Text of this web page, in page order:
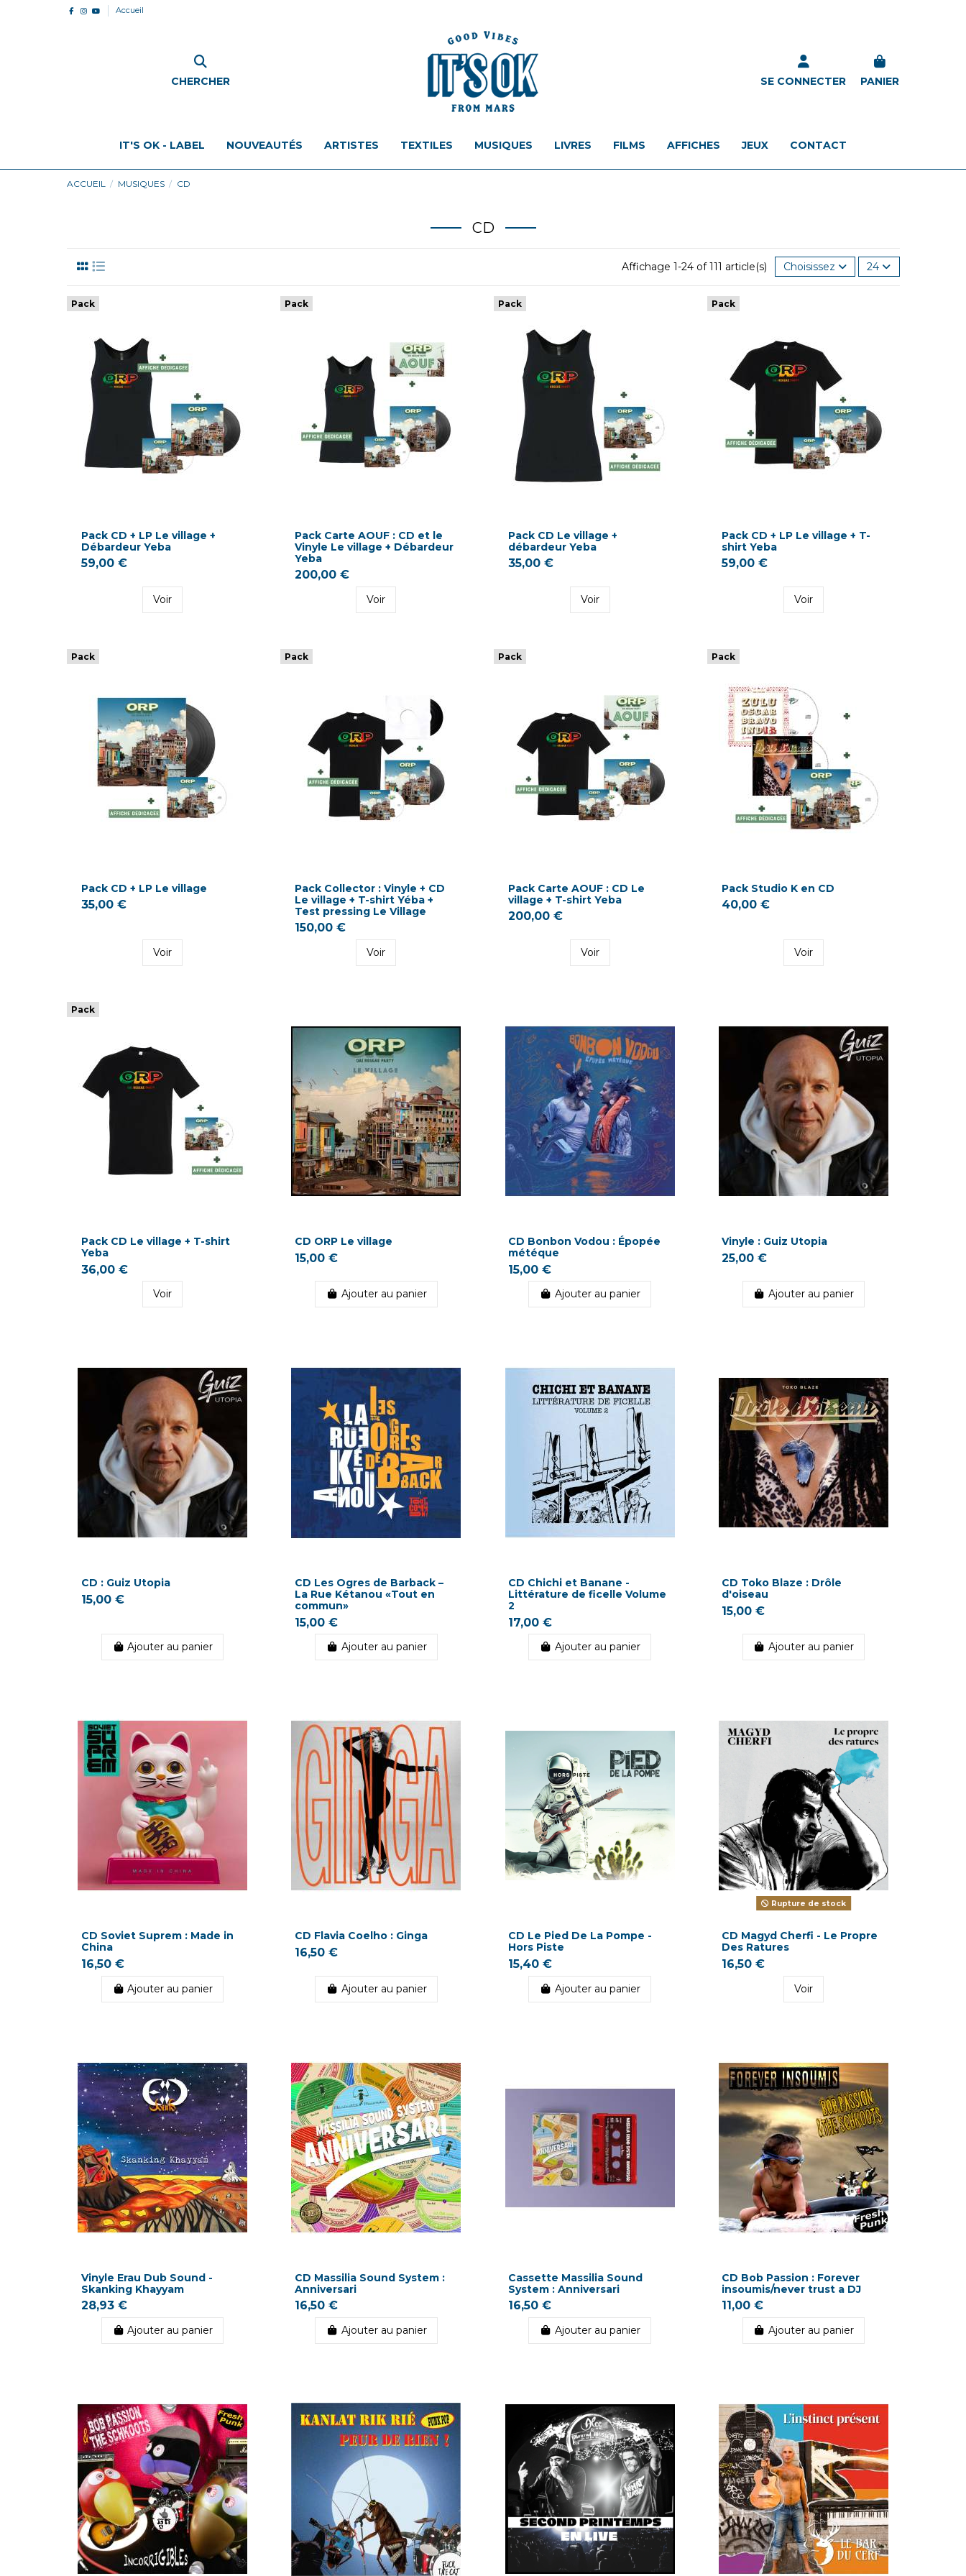
Accueil
CHERCHER SE CONNECTER PANIER
IT'S OK - LABEL NOUVEAUTÉS ARTISTES TEXTILES MUSIQUES LIVRES FILMS AFFICHES JEUX CONTACT
ACCUEIL MUSIQUES CD
CD
Affichage 1-24 of 111 article(s) Choisissez 24
Pack
Pack CD + LP Le village +
Débardeur Yeba
59,00 €
Voir
Pack
Pack Carte AOUF : CD et le
Vinyle Le village + Débardeur
Yeba
200,00 €
Voir
Pack
Pack CD Le village +
débardeur Yeba
35,00 €
Voir
Pack
Pack CD + LP Le village + T-
shirt Yeba
59,00 €
Voir
Pack
Pack CD + LP Le village
35,00 €
Voir
Pack
Pack Collector : Vinyle + CD
Le village + T-shirt Yéba +
Test pressing Le Village
150,00 €
Voir
Pack
Pack Carte AOUF : CD Le
village + T-shirt Yeba
200,00 €
Voir
Pack
Pack Studio K en CD
40,00 €
Voir
Pack
Pack CD Le village + T-shirt
Yeba
36,00 €
Voir
CD ORP Le village
15,00 €
Ajouter au panier
CD Bonbon Vodou : Épopée
météque
15,00 €
Ajouter au panier
Vinyle : Guiz Utopia
25,00 €
Ajouter au panier
CD : Guiz Utopia
15,00 €
Ajouter au panier
CD Les Ogres de Barback –
La Rue Kétanou «Tout en
commun»
15,00 €
Ajouter au panier
CD Chichi et Banane -
Littérature de ficelle Volume
2
17,00 €
Ajouter au panier
CD Toko Blaze : Drôle
d'oiseau
15,00 €
Ajouter au panier
CD Soviet Suprem : Made in
China
16,50 €
Ajouter au panier
CD Flavia Coelho : Ginga
16,50 €
Ajouter au panier
CD Le Pied De La Pompe -
Hors Piste
15,40 €
Ajouter au panier
Rupture de stock
CD Magyd Cherfi - Le Propre
Des Ratures
16,50 €
Voir
Vinyle Erau Dub Sound -
Skanking Khayyam
28,93 €
Ajouter au panier
CD Massilia Sound System :
Anniversari
16,50 €
Ajouter au panier
Cassette Massilia Sound
System : Anniversari
16,50 €
Ajouter au panier
CD Bob Passion : Forever
insoumis/never trust a DJ
11,00 €
Ajouter au panier